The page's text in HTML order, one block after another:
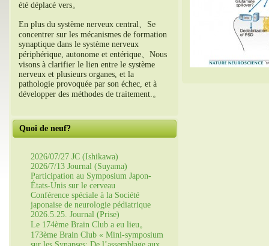
été déplacé vers。
En plus du système nerveux central、Se
concentrer sur les mécanismes de formation
synaptique dans le système nerveux
périphérique, autonome et entérique、Nous
visons à clarifier le lien entre le système
nerveux et plusieurs organes, et la
pathologie provoquée par son échec, et à
développer des méthodes de traitement.。
Quoi de neuf?
2026/07/27 JC (Ishikawa)
2026/7/13 Journal (Suyama)
Participation au Symposium Japon-
États-Unis sur le cerveau
Conférence spéciale à la Société
japonaise de neurologie pédiatrique
2026.5.25. Journal (Prise)
Le 174ème Brain Club a eu lieu。
173ème Brain Club « Mini-symposium